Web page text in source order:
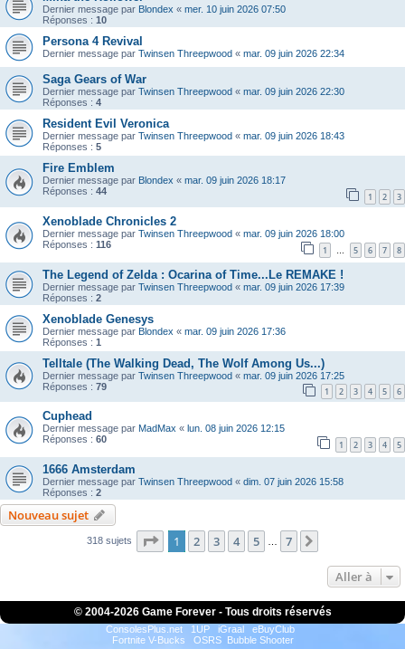
Dernier message par Blondex « mer. 10 juin 2026 07:50
Réponses : 10
Persona 4 Revival
Dernier message par Twinsen Threepwood « mar. 09 juin 2026 22:34
Saga Gears of War
Dernier message par Twinsen Threepwood « mar. 09 juin 2026 22:30
Réponses : 4
Resident Evil Veronica
Dernier message par Twinsen Threepwood « mar. 09 juin 2026 18:43
Réponses : 5
Fire Emblem
Dernier message par Blondex « mar. 09 juin 2026 18:17
Réponses : 44 1 2 3
Xenoblade Chronicles 2
Dernier message par Twinsen Threepwood « mar. 09 juin 2026 18:00
Réponses : 116 1 … 5 6 7 8
The Legend of Zelda : Ocarina of Time...Le REMAKE !
Dernier message par Twinsen Threepwood « mar. 09 juin 2026 17:39
Réponses : 2
Xenoblade Genesys
Dernier message par Blondex « mar. 09 juin 2026 17:36
Réponses : 1
Telltale (The Walking Dead, The Wolf Among Us...)
Dernier message par Twinsen Threepwood « mar. 09 juin 2026 17:25
Réponses : 79 1 2 3 4 5 6
Cuphead
Dernier message par MadMax « lun. 08 juin 2026 12:15
Réponses : 60 1 2 3 4 5
1666 Amsterdam
Dernier message par Twinsen Threepwood « dim. 07 juin 2026 15:58
Réponses : 2
Nouveau sujet
318 sujets Page 1sur7
1 2 3 4 5 7
Aller à
© 2004-2026 Game Forever - Tous droits réservés
ConsolesPlus.net 1UP iGraal
eBuyClub
Fortnite V-Bucks
OSRS Bubble Shooter